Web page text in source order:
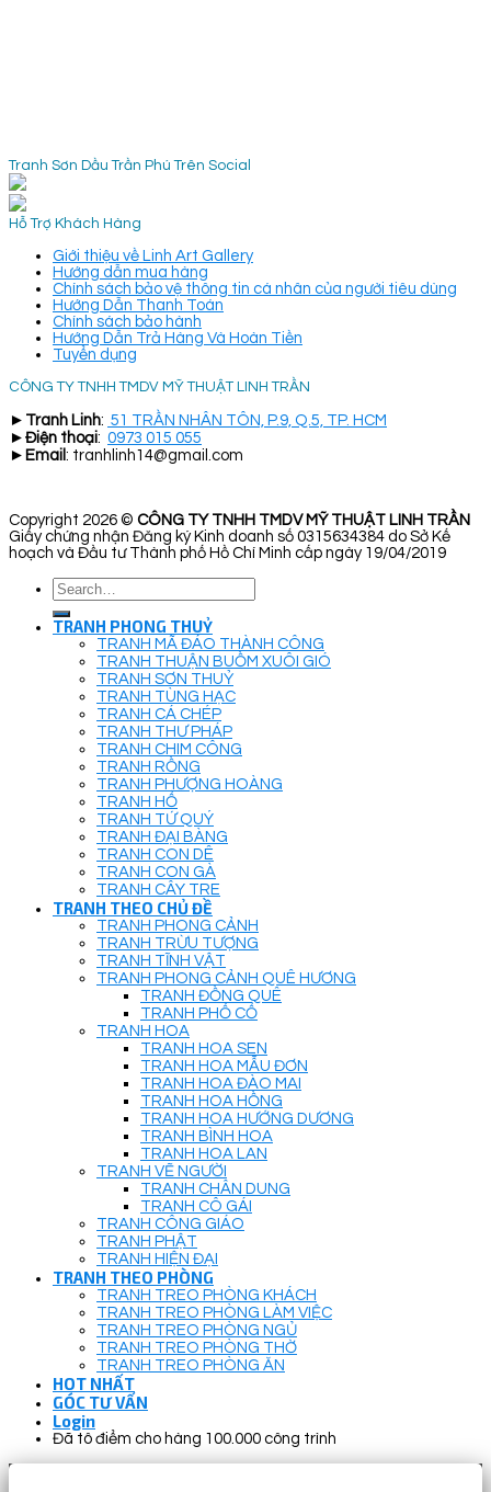
Tranh Sơn Dầu Trần Phú Trên Social
Hỗ Trợ Khách Hàng
Giới thiệu về Linh Art Gallery
Hướng dẫn mua hàng
Chính sách bảo vệ thông tin cá nhân của người tiêu dùng
Hướng Dẫn Thanh Toán
Chính sách bảo hành
Hướng Dẫn Trả Hàng Và Hoàn Tiền
Tuyển dụng
CÔNG TY TNHH TMDV MỸ THUẬT LINH TRẦN
► Tranh Linh: 51 TRẦN NHÂN TÔN, P.9, Q.5, TP. HCM
► Điện thoại: 0973 015 055
► Email : tranhlinh14@gmail.com
Copyright 2026 © CÔNG TY TNHH TMDV MỸ THUẬT LINH TRẦN
Giấy chứng nhận Đăng ký Kinh doanh số 0315634384 do Sở Kế
hoạch và Đầu tư Thành phố Hồ Chí Minh cấp ngày 19/04/2019
Search
for:
TRANH PHONG THUỶ
TRANH MÃ ĐÁO THÀNH CÔNG
TRANH THUẬN BUỒM XUÔI GIÓ
TRANH SƠN THUỶ
TRANH TÙNG HẠC
TRANH CÁ CHÉP
TRANH THƯ PHÁP
TRANH CHIM CÔNG
TRANH RỒNG
TRANH PHƯỢNG HOÀNG
TRANH HỔ
TRANH TỨ QUÝ
TRANH ĐẠI BÀNG
TRANH CON DÊ
TRANH CON GÀ
TRANH CÂY TRE
TRANH THEO CHỦ ĐỀ
TRANH PHONG CẢNH
TRANH TRỪU TƯỢNG
TRANH TĨNH VẬT
TRANH PHONG CẢNH QUÊ HƯƠNG
TRANH ĐỒNG QUÊ
TRANH PHỐ CỔ
TRANH HOA
TRANH HOA SEN
TRANH HOA MẪU ĐƠN
TRANH HOA ĐÀO MAI
TRANH HOA HỒNG
TRANH HOA HƯỚNG DƯƠNG
TRANH BÌNH HOA
TRANH HOA LAN
TRANH VẼ NGƯỜI
TRANH CHÂN DUNG
TRANH CÔ GÁI
TRANH CÔNG GIÁO
TRANH PHẬT
TRANH HIỆN ĐẠI
TRANH THEO PHÒNG
TRANH TREO PHÒNG KHÁCH
TRANH TREO PHÒNG LÀM VIỆC
TRANH TREO PHÒNG NGỦ
TRANH TREO PHÒNG THỜ
TRANH TREO PHÒNG ĂN
HOT NHẤT
GÓC TƯ VẤN
Login
Đã tô điểm cho hàng 100.000 công trình